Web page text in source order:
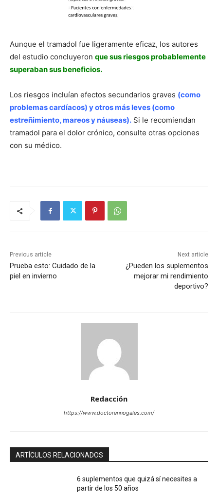
Aunque el tramadol fue ligeramente eficaz, los autores
del estudio concluyeron que sus riesgos probablemente
superaban sus beneficios.
Los riesgos incluían efectos secundarios graves (como
problemas cardíacos) y otros más leves (como
estreñimiento, mareos y náuseas). Si le recomiendan
tramadol para el dolor crónico, consulte otras opciones
con su médico.
Previous article
Prueba esto: Cuidado de la
piel en invierno
Next article
¿Pueden los suplementos
mejorar mi rendimiento
deportivo?
Redacción
https://www.doctorennogales.com/
ARTÍCULOS RELACIONADOS
6 suplementos que quizá sí necesites a
partir de los 50 años